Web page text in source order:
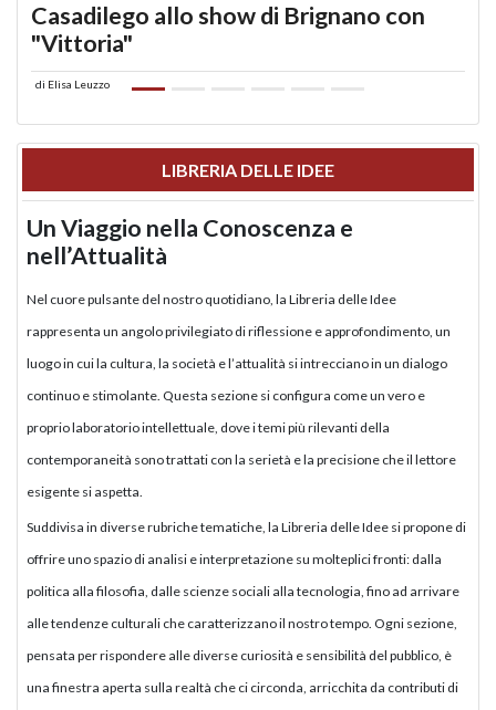
Casadilego allo show di Brignano con
"Vittoria"
di Elisa Leuzzo
LIBRERIA DELLE IDEE
Un Viaggio nella Conoscenza e
nell’Attualità
Nel cuore pulsante del nostro quotidiano, la Libreria delle Idee
rappresenta un angolo privilegiato di riflessione e approfondimento, un
luogo in cui la cultura, la società e l’attualità si intrecciano in un dialogo
continuo e stimolante. Questa sezione si configura come un vero e
proprio laboratorio intellettuale, dove i temi più rilevanti della
contemporaneità sono trattati con la serietà e la precisione che il lettore
esigente si aspetta.
Suddivisa in diverse rubriche tematiche, la Libreria delle Idee si propone di
offrire uno spazio di analisi e interpretazione su molteplici fronti: dalla
politica alla filosofia, dalle scienze sociali alla tecnologia, fino ad arrivare
alle tendenze culturali che caratterizzano il nostro tempo. Ogni sezione,
pensata per rispondere alle diverse curiosità e sensibilità del pubblico, è
una finestra aperta sulla realtà che ci circonda, arricchita da contributi di